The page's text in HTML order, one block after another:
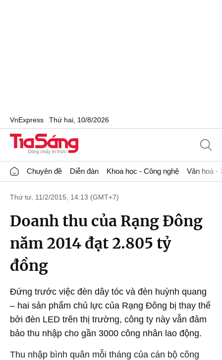
VnExpress Thứ hai, 10/8/2026
Chuyên đề Diễn đàn Khoa học - Công nghệ Văn hoá -
Thứ tư, 11/2/2015, 14:13 (GMT+7)
Doanh thu của Rạng Đông
năm 2014 đạt 2.805 tỷ
đồng
Đứng trước việc đèn dây tóc và đèn huỳnh quang
– hai sản phẩm chủ lực của Rạng Đông bị thay thế
bởi đèn LED trên thị trường, công ty này vẫn đảm
bảo thu nhập cho gần 3000 công nhân lao động.
Thu nhập bình quân mỗi tháng của cán bộ công